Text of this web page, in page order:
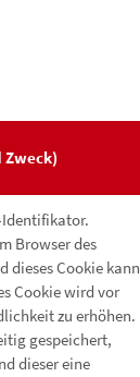
Identifikator.
Browser des
dieses Cookie kann
Cookie wird vor
zu erhöhen.
gespeichert,
dieser eine